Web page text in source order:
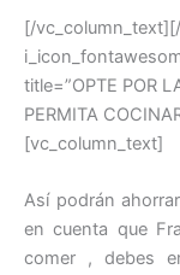
[/
title=”OPTE POR
PERMITA
[vc_column_text]
Así podrán
en cuenta que
comer , debes